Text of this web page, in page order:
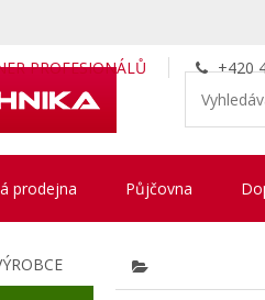
PROFESIONÁLŮ +420
prodejna Půjčovna